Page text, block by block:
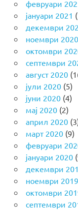
февруари
јануари 2021
декември
ноември 2020
октомври
септември
август 2020
јули 2020(5)
јуни 2020(4)
мај 2020(2)
април 2020
март 2020(9)
февруари
јануари 2020
декември
ноември 2019
октомври
септември